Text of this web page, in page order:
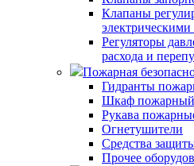
Клапаны
Регуляторы
расхода и
Пожарная
Гидранты
Шкаф пожарный
Рукава
Огнетушители
Средства
Прочее